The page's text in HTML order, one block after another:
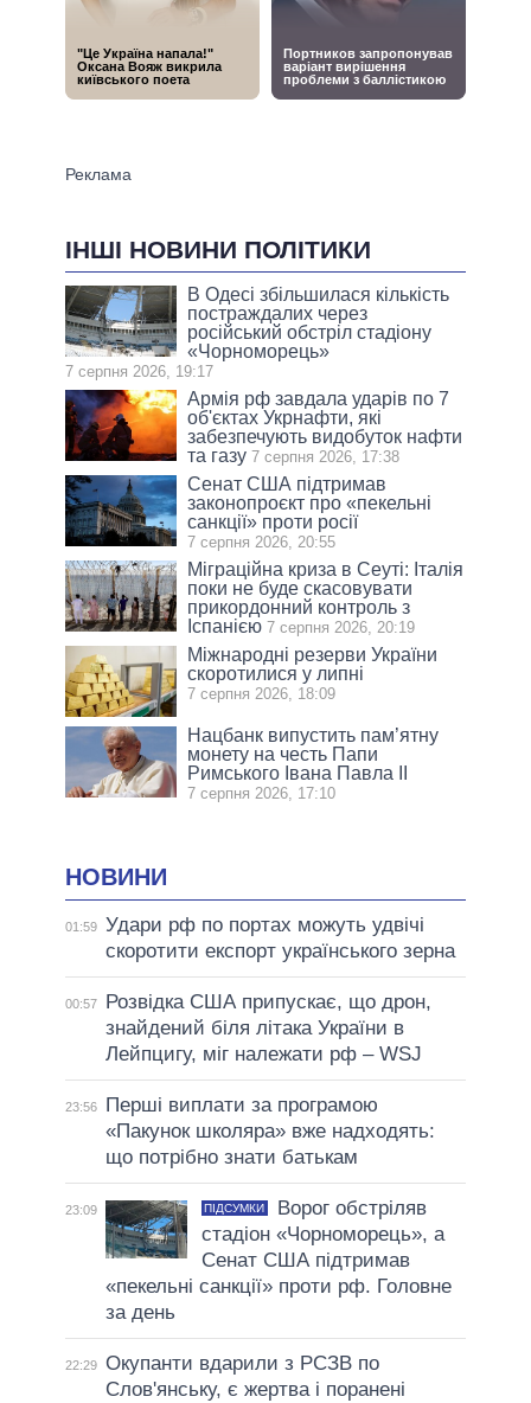
ІНШІ НОВИНИ ПОЛІТИКИ
В Одесі збільшилася кількість
постраждалих через
російський обстріл стадіону
«Чорноморець»
7 серпня 2026, 19:17
Армія рф завдала ударів по 7
об'єктах Укрнафти, які
забезпечують видобуток нафти
та газу 7 серпня 2026, 17:38
Сенат США підтримав
законопроєкт про «пекельні
санкції» проти росії
7 серпня 2026, 20:55
Міграційна криза в Сеуті: Італія
поки не буде скасовувати
прикордонний контроль з
Іспанією 7 серпня 2026, 20:19
Міжнародні резерви України
скоротилися у липні
7 серпня 2026, 18:09
Нацбанк випустить пам’ятну
монету на честь Папи
Римського Івана Павла II
7 серпня 2026, 17:10
НОВИНИ
01:59 Удари рф по портах можуть удвічі
скоротити експорт українського зерна
00:57
Розвідка США припускає, що дрон,
знайдений біля літака України в
Лейпцигу, міг належати рф – WSJ
23:56
Перші виплати за програмою
«Пакунок школяра» вже надходять:
що потрібно знати батькам
23:09 ПІДСУМКИ
Ворог обстріляв
стадіон «Чорноморець», а
Сенат США підтримав
«пекельні санкції» проти рф. Головне
за день
22:29 Окупанти вдарили з РСЗВ по
Слов'янську, є жертва і поранені